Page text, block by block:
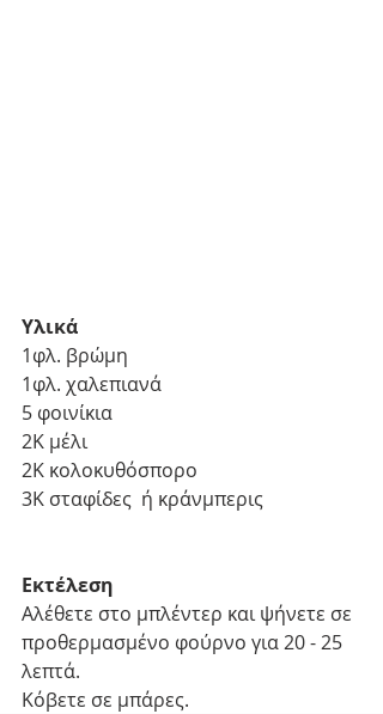
Υλικά
1φλ. βρώμη
1φλ. χαλεπιανά
5 φοινίκια
2Κ μέλι
2Κ κολοκυθόσπορο
3Κ σταφίδες  ή κράνμπερις
Εκτέλεση
Αλέθετε στο μπλέντερ και ψήνετε σε
προθερμασμένο φούρνο για 20 - 25
λεπτά.
Κόβετε σε μπάρες.